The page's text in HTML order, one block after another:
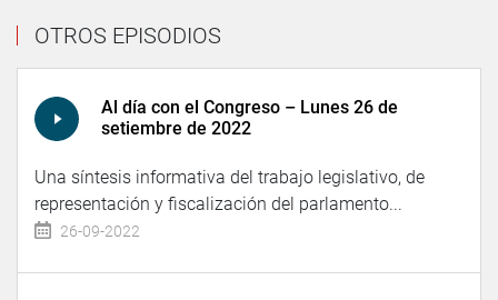
OTROS EPISODIOS
Al día con el Congreso – Lunes 26 de
setiembre de 2022
Una síntesis informativa del trabajo legislativo, de
representación y fiscalización del parlamento...
26-09-2022